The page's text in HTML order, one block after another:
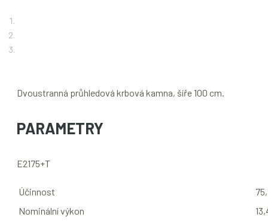
Dvoustranná průhledová krbová kamna, šíře 100 cm.
PARAMETRY
E2175+T
Účinnost
Nominální výkon